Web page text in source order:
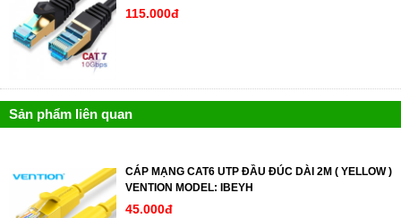
115.000đ
Sản phẩm liên quan
CÁP MẠNG CAT6 UTP ĐẦU ĐÚC DÀI 2M ( YELLOW )
VENTION MODEL: IBEYH
45.000đ